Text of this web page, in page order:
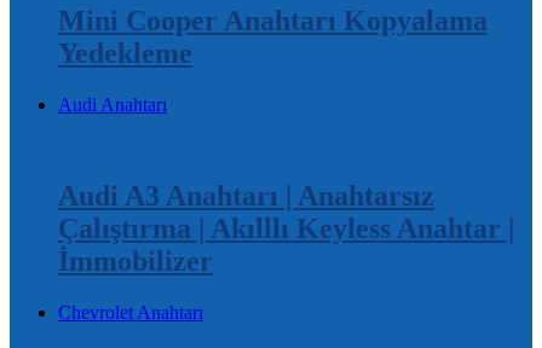
Mini Cooper Anahtarı Kopyalama
Yedekleme
Audi Anahtarı
Audi A3 Anahtarı | Anahtarsız
Çalıştırma | Akılllı Keyless Anahtar |
İmmobilizer
Chevrolet Anahtarı